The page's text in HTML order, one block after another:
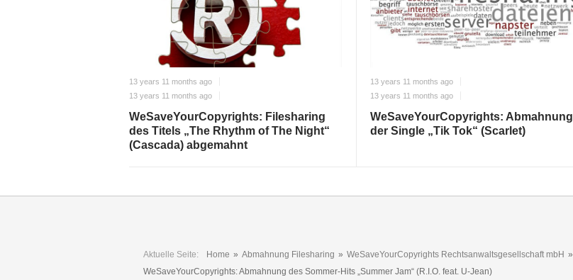
13 years 11 months ago
13 years 11 months ago
WeSaveYourCopyrights: Filesharing
des Titels „The Rhythm of The Night“
(Cascada) abgemahnt
13 years 11 months ago
13 years 11 months ago
WeSaveYourCopyrights: Abmahnung
der Single „Tik Tok“ (Scarlet)
Aktuelle Seite: Home » Abmahnung Filesharing » WeSaveYourCopyrights Rechtsanwaltsgesellschaft mbH »
WeSaveYourCopyrights: Abmahnung des Sommer-Hits „Summer Jam“ (R.I.O. feat. U-Jean)